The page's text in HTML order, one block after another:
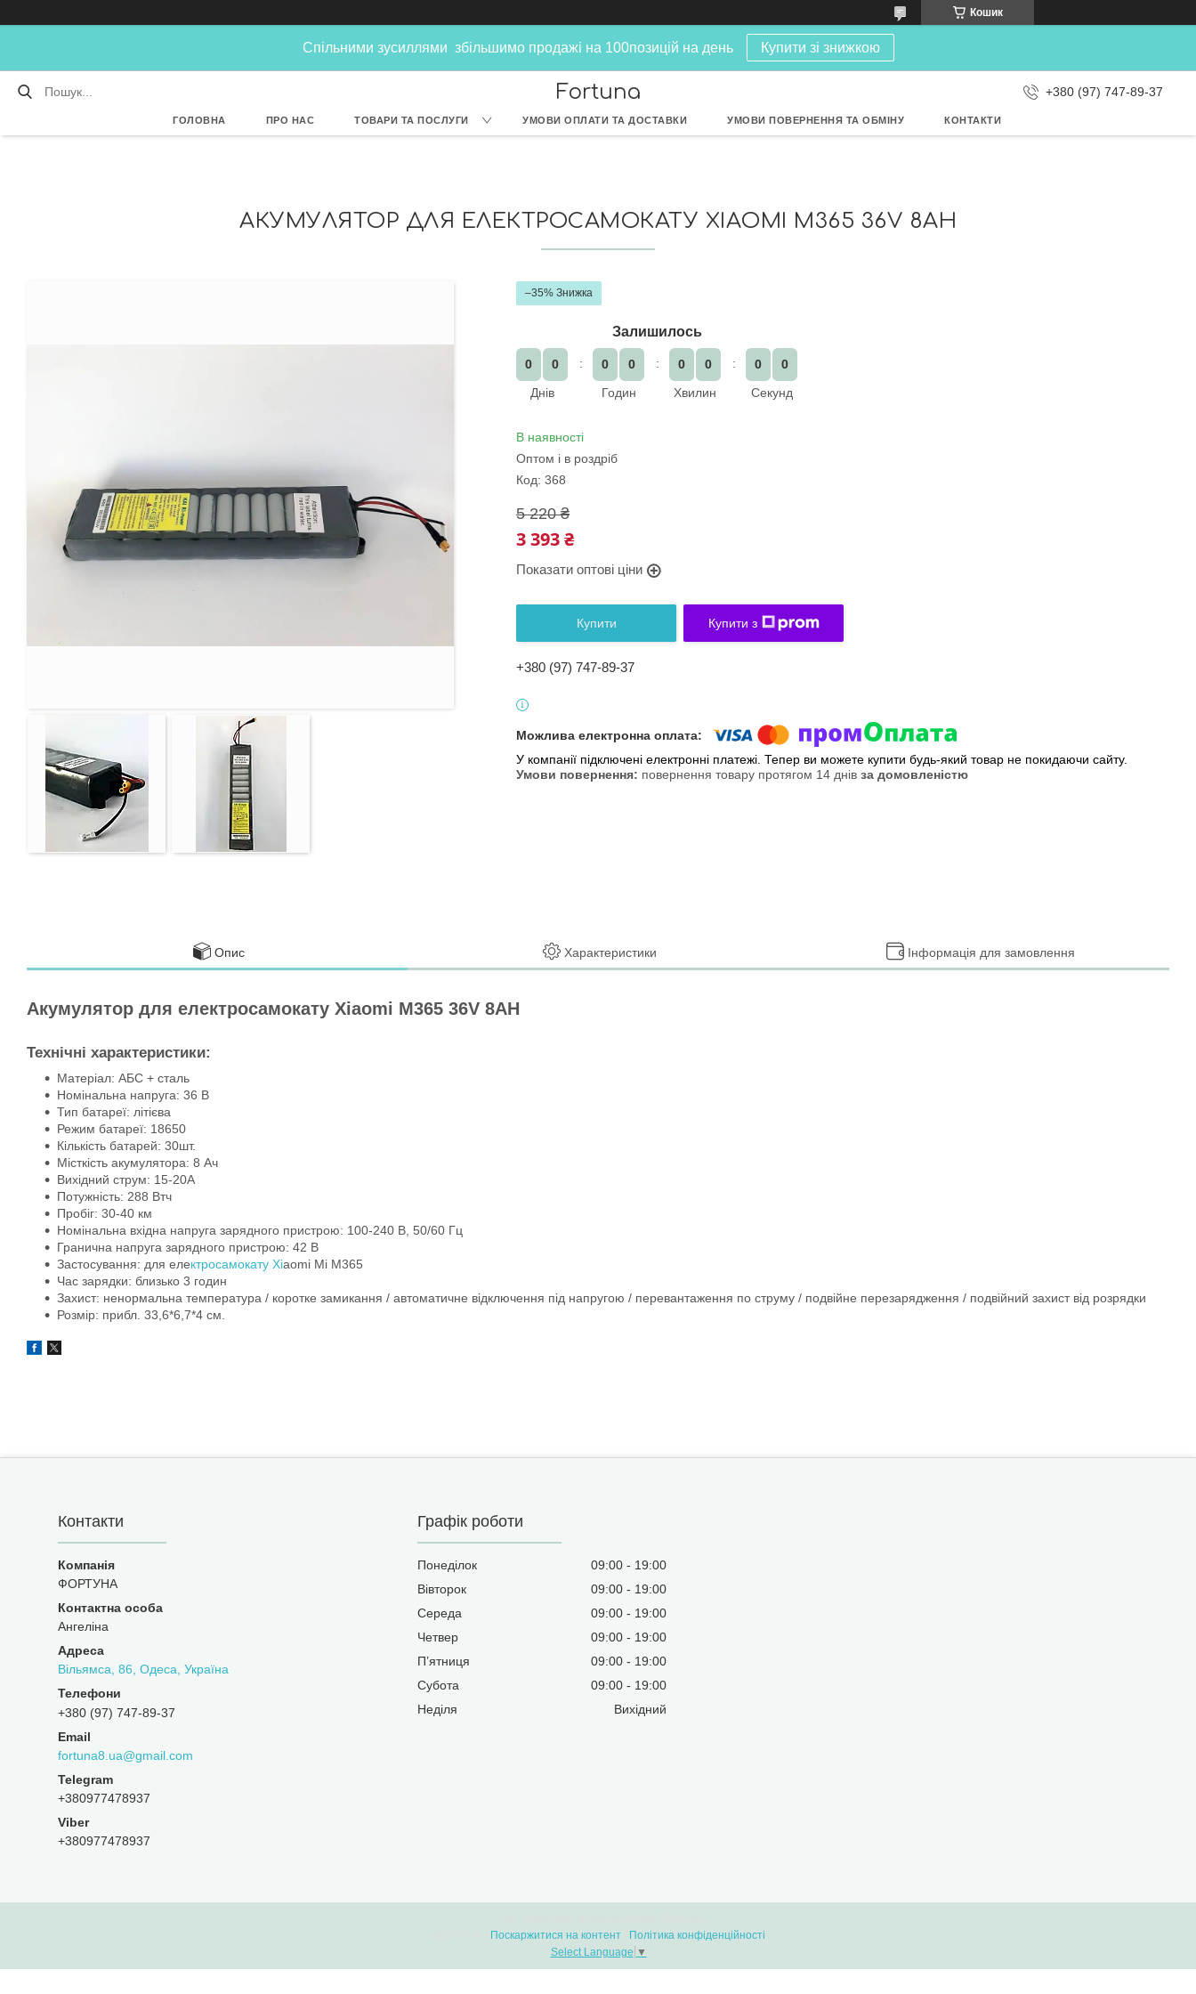
Кошик
Спільними зусиллями збільшимо продажі на 100позицій на день Купити зі знижкою
Fortuna +380 (97) 747-89-37
ГОЛОВНА ПРО НАС ТОВАРИ ТА ПОСЛУГИ УМОВИ ОПЛАТИ ТА ДОСТАВКИ УМОВИ ПОВЕРНЕННЯ ТА ОБМІНУ КОНТАКТИ
АКУМУЛЯТОР ДЛЯ ЕЛЕКТРОСАМОКАТУ XIAOMI M365 36V 8AH
–35%
Залишилось
0
0
Днів
0
0
Годин
0
0
Хвилин
0
0
Секунд
В наявності
Оптом і в роздріб
Код: 368
5 220 ₴
3 393 ₴
Показати оптові ціни
Купити Купити з
+380 (97) 747-89-37
У компанії підключені електронні платежі. Тепер ви можете купити будь-який товар не покидаючи сайту.
повернення товару протягом 14 днів за домовленістю
Опис Характеристики Інформація для замовлення
Акумулятор для електросамокату Xiaomi M365 36V 8AH
Технічні характеристики:
Матеріал: АБС + сталь
Номінальна напруга: 36 В
Тип батареї: літієва
Режим батареї: 18650
Кількість батарей: 30шт.
Місткість акумулятора: 8 Ач
Вихідний струм: 15-20А
Потужність: 288 Втч
Пробіг: 30-40 км
Номінальна вхідна напруга зарядного пристрою: 100-240 В, 50/60 Гц
Гранична напруга зарядного пристрою: 42 В
Застосування: для електросамокату Xiaomi Mi M365
Час зарядки: близько 3 годин
Захист: ненормальна температура / коротке замикання / автоматичне відключення під напругою / перевантаження по струму / подвійне перезарядження / подвійний захист від розрядки
Розмір: прибл. 33,6*6,7*4 см.
Контакти
ФОРТУНА
Ангеліна
Вільямса, 86, Одеса, Україна
+380 (97) 747-89-37
fortuna8.ua@gmail.com
+380977478937
+380977478937
Графік роботи
Понеділок 09:00
19:00
Вівторок
09:00
19:00
Середа
09:00
19:00
Четвер
09:00
19:00
Пʼятниця
09:00
19:00
Субота
09:00
19:00
Неділя
Вихідний
Поскаржитися на контент
Політика конфіденційності
Select Language ▼